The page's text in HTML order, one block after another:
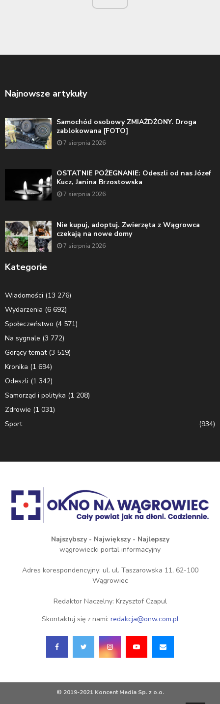
Najnowsze artykuły
Samochód osobowy ZMIAŻDŻONY. Droga
zablokowana [FOTO]
7 sierpnia 2026
OSTATNIE POŻEGNANIE: Odeszli od nas Józef
Kucz, Janina Brzostowska
7 sierpnia 2026
Nie kupuj, adoptuj. Zwierzęta z Wągrowca
czekają na nowe domy
7 sierpnia 2026
Kategorie
Wiadomości (13 276)
Wydarzenia (6 692)
Społeczeństwo (4 571)
Na sygnale (3 772)
Gorący temat(3 519)
Kronika (1 694)
Odeszli (1 342)
Samorząd i polityka (1 208)
Zdrowie (1 031)
Sport
(934)
Najszybszy - Największy - Najlepszy
wągrowiecki portal informacyjny
Adres korespondencyjny: ul. ul. Taszarowska 11, 62-100
Wągrowiec
Redaktor Naczelny: Krzysztof Czapul
Skontaktuj się z nami: redakcja@onw.com.pl
© 2019-2021 Koncent Media Sp. z o.o.